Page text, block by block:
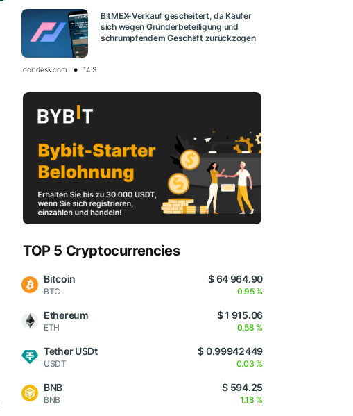
BitMEX-Verkauf gescheitert, da Käufer
sich wegen Gründerbeteiligung und
schrumpfendem Geschäft zurückzogen
coindesk.com 14 S
TOP 5 Cryptocurrencies
Bitcoin
BTC
$ 64 964.90
0.95 %
Ethereum
ETH
$ 1 915.06
0.58 %
Tether USDt
USDT
$ 0.99942449
0.03 %
BNB
BNB
$ 594.25
1.18 %